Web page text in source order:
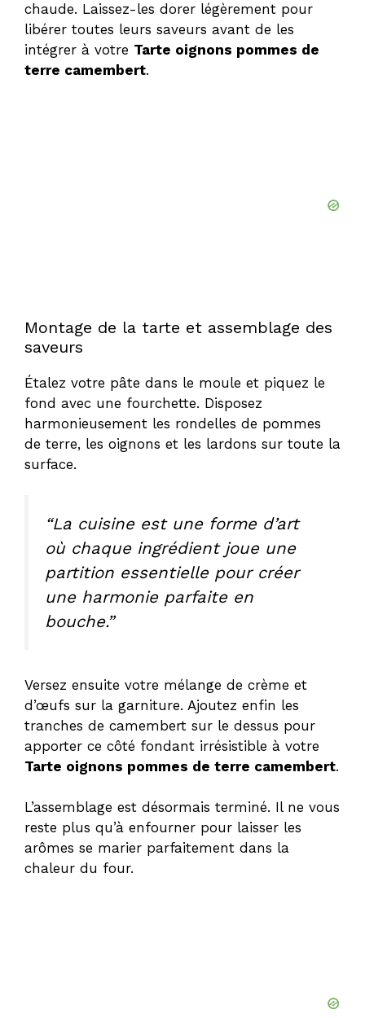
chaude. Laissez-les dorer légèrement pour
libérer toutes leurs saveurs avant de les
intégrer à votre Tarte oignons pommes de
terre camembert.
Montage de la tarte et assemblage des
saveurs
Étalez votre pâte dans le moule et piquez le
fond avec une fourchette. Disposez
harmonieusement les rondelles de pommes
de terre, les oignons et les lardons sur toute la
surface.
“La cuisine est une forme d’art
où chaque ingrédient joue une
partition essentielle pour créer
une harmonie parfaite en
bouche.”
Versez ensuite votre mélange de crème et
d’œufs sur la garniture. Ajoutez enfin les
tranches de camembert sur le dessus pour
apporter ce côté fondant irrésistible à votre
Tarte oignons pommes de terre camembert.
L’assemblage est désormais terminé. Il ne vous
reste plus qu’à enfourner pour laisser les
arômes se marier parfaitement dans la
chaleur du four.